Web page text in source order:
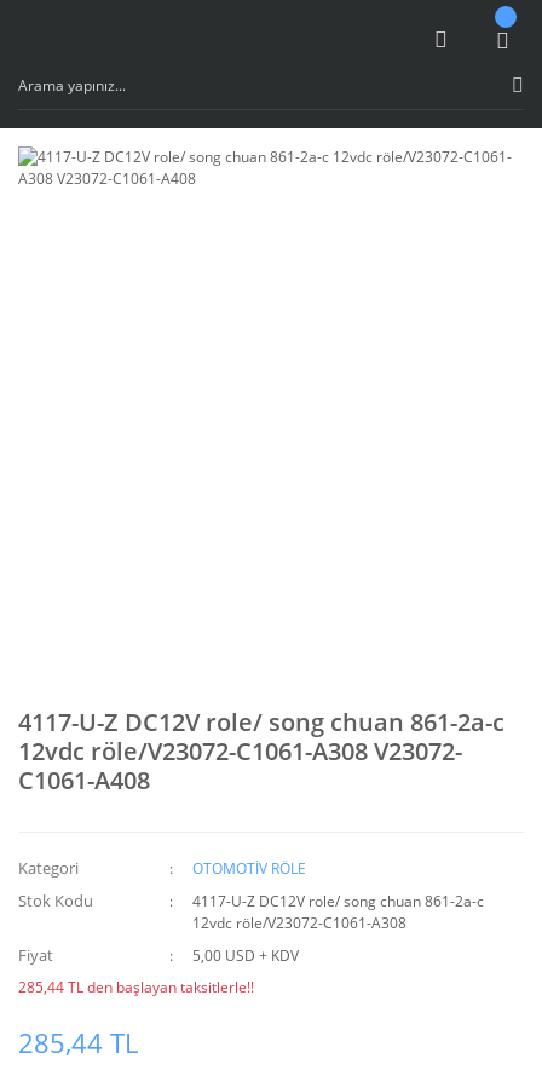
4117-U-Z DC12V role/ song chuan 861-2a-c
12vdc röle/V23072-C1061-A308 V23072-
C1061-A408
Kategori OTOMOTİV RÖLE
Stok Kodu
4117-U-Z DC12V role/ song chuan 861-2a-c
12vdc röle/V23072-C1061-A308
Fiyat
5,00 USD + KDV
285,44 TL den başlayan taksitlerle!!
285,44 TL